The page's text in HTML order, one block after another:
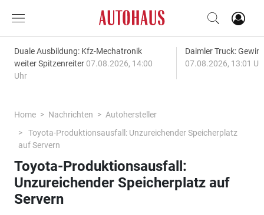
Duale Ausbildung: Kfz-Mechatronik
weiter Spitzenreiter 07.08.2026, 14:00
Uhr
Daimler Truck:
07.08.2026, 13:01
Home Nachrichten
Autohersteller
Toyota-Produktionsausfall: Unzureichender Speicherplatz
auf Servern
Toyota-Produktionsausfall:
Unzureichender Speicherplatz auf
Servern